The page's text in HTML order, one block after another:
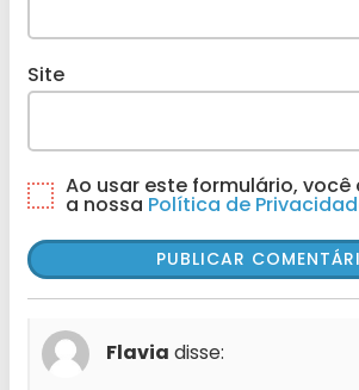
Site
Ao usar este formulário,
a nossa Política de
Flavia disse: